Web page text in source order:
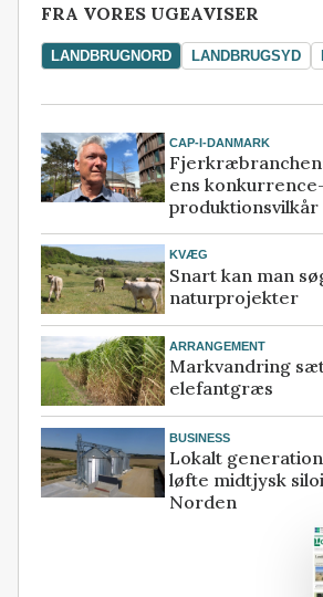
FRA VORES UGEAVISER
LANDBRUGNORD LANDBRUGSYD
CAP-I-DANMARK
ens
produktionsvilkår
KVÆG
Snart kan man
naturprojekter
ARRANGEMENT
Markvandring
elefantgræs
BUSINESS
Lokalt
løfte midtjysk
Norden